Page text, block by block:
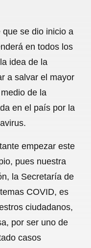
se dio inicio a
en todos los
idea de la
a salvar el mayor
de la
en el país por la
empezar este
pues nuestra
la Secretaría de
COVID, es
ciudadanos,
por ser uno de
casos